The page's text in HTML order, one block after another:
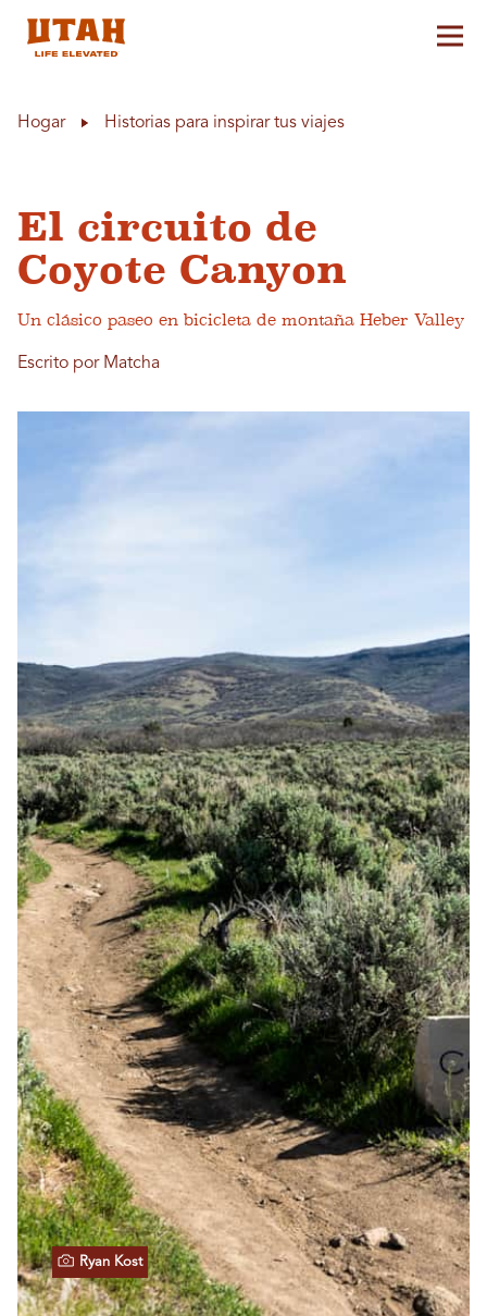
Hogar Historias para inspirar tus viajes
El circuito de
Coyote Canyon
Un clásico paseo en bicicleta de montaña Heber Valley
Escrito por Matcha
Ryan Kost